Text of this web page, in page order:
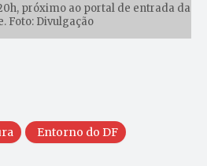
próximo ao portal de entrada da
Foto: Divulgação
Entorno do DF